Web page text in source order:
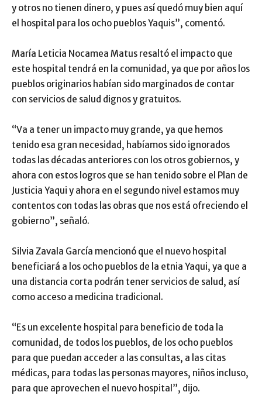
y otros no tienen dinero, y pues así quedó muy bien aquí
el hospital para los ocho pueblos Yaquis”, comentó.
María Leticia Nocamea Matus resaltó el impacto que
este hospital tendrá en la comunidad, ya que por años los
pueblos originarios habían sido marginados de contar
con servicios de salud dignos y gratuitos.
“Va a tener un impacto muy grande, ya que hemos
tenido esa gran necesidad, habíamos sido ignorados
todas las décadas anteriores con los otros gobiernos, y
ahora con estos logros que se han tenido sobre el Plan de
Justicia Yaqui y ahora en el segundo nivel estamos muy
contentos con todas las obras que nos está ofreciendo el
gobierno”, señaló.
Silvia Zavala García mencionó que el nuevo hospital
beneficiará a los ocho pueblos de la etnia Yaqui, ya que a
una distancia corta podrán tener servicios de salud, así
como acceso a medicina tradicional.
“Es un excelente hospital para beneficio de toda la
comunidad, de todos los pueblos, de los ocho pueblos
para que puedan acceder a las consultas, a las citas
médicas, para todas las personas mayores, niños incluso,
para que aprovechen el nuevo hospital”, dijo.